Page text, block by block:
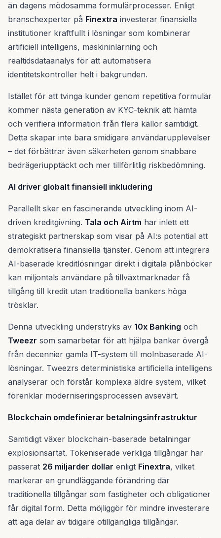
än dagens mödosamma formulärprocesser. Enligt
branschexperter på Finextra investerar finansiella
institutioner kraftfullt i lösningar som kombinerar
artificiell intelligens, maskininlärning och
realtidsdataanalys för att automatisera
identitetskontroller helt i bakgrunden.
Istället för att tvinga kunder genom repetitiva formulär
kommer nästa generation av KYC-teknik att hämta
och verifiera information från flera källor samtidigt.
Detta skapar inte bara smidigare användarupplevelser
– det förbättrar även säkerheten genom snabbare
bedrägeriupptäckt och mer tillförlitlig riskbedömning.
AI driver globalt finansiell inkludering
Parallellt sker en fascinerande utveckling inom AI-
driven kreditgivning. Tala och Airtm har inlett ett
strategiskt partnerskap som visar på AI:s potential att
demokratisera finansiella tjänster. Genom att integrera
AI-baserade kreditlösningar direkt i digitala plånböcker
kan miljontals användare på tillväxtmarknader få
tillgång till kredit utan traditionella bankers höga
trösklar.
Denna utveckling understryks av 10x Banking och
Tweezr som samarbetar för att hjälpa banker övergå
från decennier gamla IT-system till molnbaserade AI-
lösningar. Tweezrs deterministiska artificiella intelligens
analyserar och förstår komplexa äldre system, vilket
förenklar moderniseringsprocessen avsevärt.
Blockchain omdefinierar betalningsinfrastruktur
Samtidigt växer blockchain-baserade betalningar
explosionsartat. Tokeniserade verkliga tillgångar har
passerat 26 miljarder dollar enligt Finextra, vilket
markerar en grundläggande förändring där
traditionella tillgångar som fastigheter och obligationer
får digital form. Detta möjliggör för mindre investerare
att äga delar av tidigare otillgängliga tillgångar.